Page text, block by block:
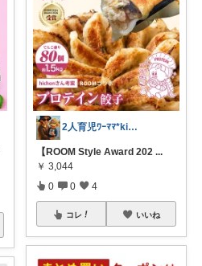
2人育児ﾜｰﾏﾏ*kinakoomama
【ROOM Style Award 202 ...
￥ 3,044
0 0 4
コレ いいね